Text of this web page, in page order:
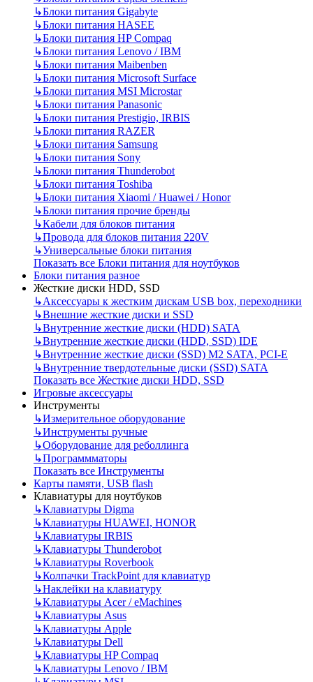
↳Блоки питания Gigabyte
↳Блоки питания HASEE
↳Блоки питания HP Compaq
↳Блоки питания Lenovo / IBM
↳Блоки питания Maibenben
↳Блоки питания Microsoft Surface
↳Блоки питания MSI Microstar
↳Блоки питания Panasonic
↳Блоки питания Prestigio, IRBIS
↳Блоки питания RAZER
↳Блоки питания Samsung
↳Блоки питания Sony
↳Блоки питания Thunderobot
↳Блоки питания Toshiba
↳Блоки питания Xiaomi / Huawei / Honor
↳Блоки питания прочие бренды
↳Кабели для блоков питания
↳Провода для блоков питания 220V
↳Универсальные блоки питания
Показать все Блоки питания для ноутбуков
Блоки питания разное
Жесткие диски HDD, SSD
↳Аксессуары к жестким дискам USB box, переходники
↳Внешние жесткие диски и SSD
↳Внутренние жесткие диски (HDD) SATA
↳Внутренние жесткие диски (HDD, SSD) IDE
↳Внутренние жесткие диски (SSD) M2 SATA, PCI-E
↳Внутренние твердотельные диски (SSD) SATA
Показать все Жесткие диски HDD, SSD
Игровые аксессуары
Инструменты
↳Измерительное оборудование
↳Инструменты ручные
↳Оборудование для реболлинга
↳Программматоры
Показать все Инструменты
Карты памяти, USB flash
Клавиатуры для ноутбуков
↳Клавиатуры Digma
↳Клавиатуры HUAWEI, HONOR
↳Клавиатуры IRBIS
↳Клавиатуры Thunderobot
↳Клавиатуры Roverbook
↳Колпачки TrackPoint для клавиатур
↳Наклейки на клавиатуру
↳Клавиатуры Acer / eMachines
↳Клавиатуры Asus
↳Клавиатуры Apple
↳Клавиатуры Dell
↳Клавиатуры HP Compaq
↳Клавиатуры Lenovo / IBM